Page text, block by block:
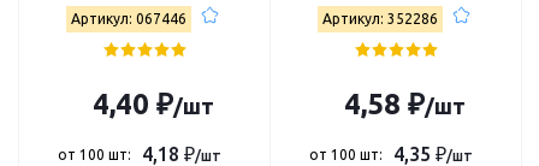
отр. лента 4607122770598
Артикул: 067446
4,40 ₽/шт
от 100 шт: 4,18 ₽/шт
Е65.100.2
Артикул: 352286
4,58 ₽/шт
от 100 шт: 4,35 ₽/шт